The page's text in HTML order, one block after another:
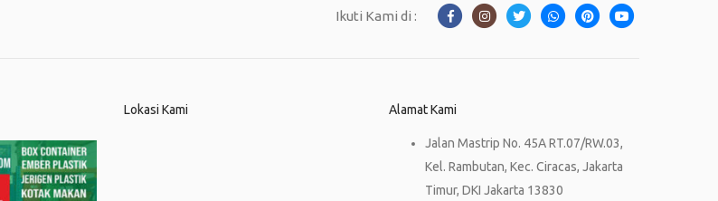
Ikuti Kami di :
Lokasi Kami Alamat Kami
Jalan Mastrip No. 45A RT.07/RW.03,
Kel. Rambutan, Kec. Ciracas, Jakarta
Timur, DKI Jakarta 13830